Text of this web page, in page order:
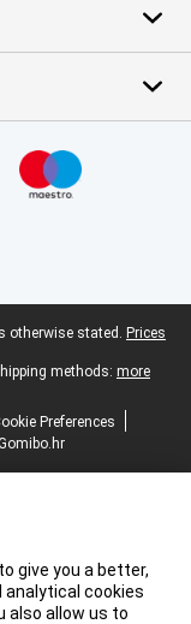
otherwise stated. Prices
methods: more
Preferences
give you a better,
analytical cookies
also allow us to